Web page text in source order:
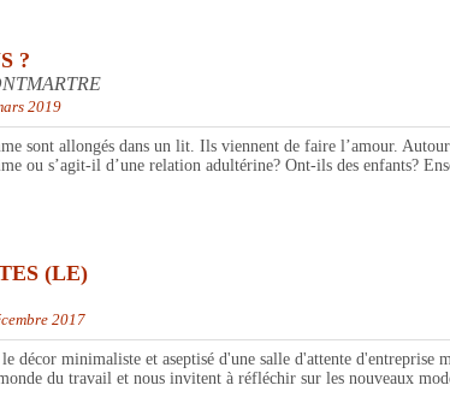
?
2019
sont allongés dans un lit. Ils viennent de faire l’amour.
ou s’agit-il d’une relation adultérine? Ont-ils des enfants?
(LE)
2017
minimaliste et aseptisé d'une salle d'attente d'entreprise
du travail et nous invitent à réfléchir sur les nouveaux